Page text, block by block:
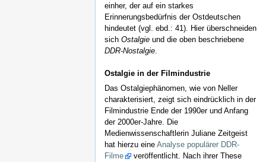
einher, der auf ein starkes
Erinnerungsbedürfnis der Ostdeutschen
hindeutet (vgl. ebd.: 41). Hier überschneiden
sich Ostalgie und die oben beschriebene
DDR-Nostalgie.
Ostalgie in der Filmindustrie
Das Ostalgiephänomen, wie von Neller
charakterisiert, zeigt sich eindrücklich in der
Filmindustrie Ende der 1990er und Anfang
der 2000er-Jahre. Die
Medienwissenschaftlerin Juliane Zeitgeist
hat hierzu eine Analyse populärer DDR-
Filme
veröffentlicht. Nach ihrer These